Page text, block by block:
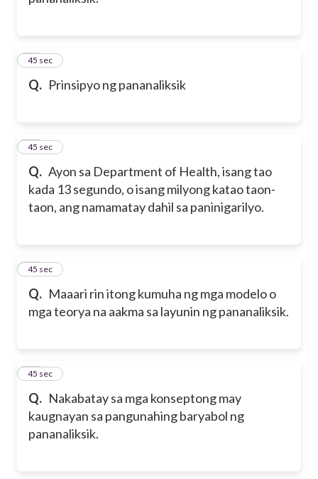
Q. Prinsipyo ng pananaliksik
30
45 sec
Q. Ayon sa Department of Health, isang tao
kada 13 segundo, o isang milyong katao taon-
taon, ang namamatay dahil sa paninigarilyo.
31
45 sec
Q. Maaari rin itong kumuha ng mga modelo o
mga teorya na aakma sa layunin ng pananaliksik.
32
45 sec
Q. Nakabatay sa mga konseptong may
kaugnayan sa pangunahing baryabol ng
pananaliksik.
33
45 sec